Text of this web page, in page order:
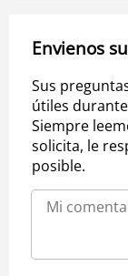
Envienos
Sus
útiles
Siempre
solicita, le
posible.